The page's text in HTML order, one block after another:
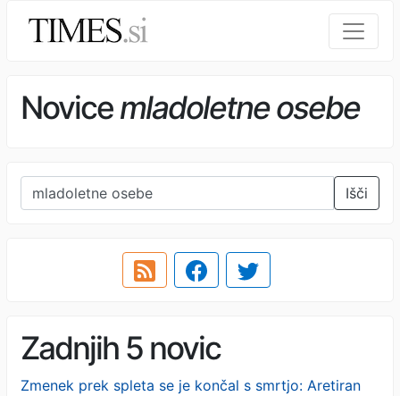
Novicemladoletne osebe
Išči
Zadnjih 5 novic
Zmenek prek spleta se je končal s smrtjo: Aretiran